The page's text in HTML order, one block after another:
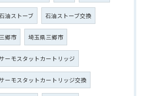
油ストーブ 石油ストーブ交換
三郷市 埼玉県三郷市
ーモスタットカートリッジ
ーモスタットカートリッジ交換